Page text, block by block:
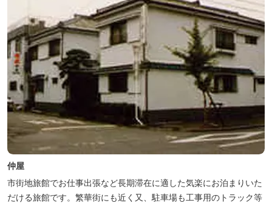
仲屋
市街地旅館でお仕事出張など長期滞在に適した気楽にお泊まりいた
だける旅館です。繁華街にも近く又、駐車場も工事用のトラック等